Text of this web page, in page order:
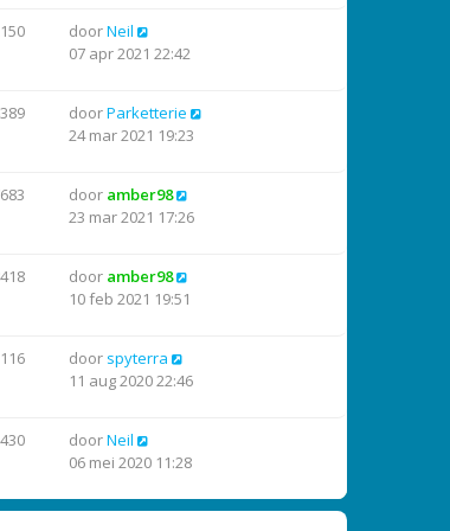
doorNeil
07 apr 2021 22:42
doorParketterie
24 mar 2021 19:23
door amber98
23 mar 2021 17:26
door amber98
10 feb 2021 19:51
door spyterra
11 aug 2020 22:46
doorNeil
06 mei 2020 11:28